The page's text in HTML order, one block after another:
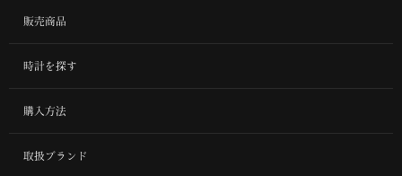
販売商品
時計を探す
購入方法
取扱ブランド